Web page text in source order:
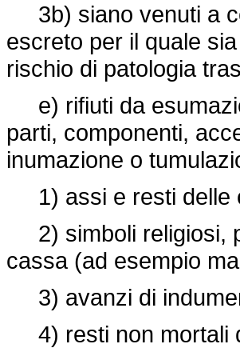
3b) siano venuti a
escreto per il quale
rischio di patologia
e) rifiuti da
parti, componenti,
inumazione o
1) assi e resti delle
2) simboli religiosi,
cassa (ad esempio
3) avanzi di
4) resti non mortali